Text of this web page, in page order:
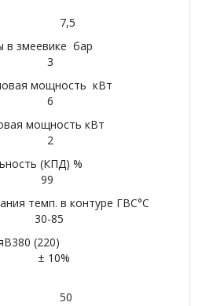
бакал
в змеевике бар
мощность кВт
мощность кВт
(КПД) %
темп. в контуре ГВС°С
(220)
Гц